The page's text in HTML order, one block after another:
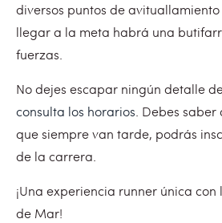
diversos puntos de
llegar a la meta habrá una
fuerzas.
No dejes escapar ningún detalle
consulta los horarios. Debes saber
que siempre van tarde, podrás
de la carrera.
¡Una experiencia runner única
de Mar!